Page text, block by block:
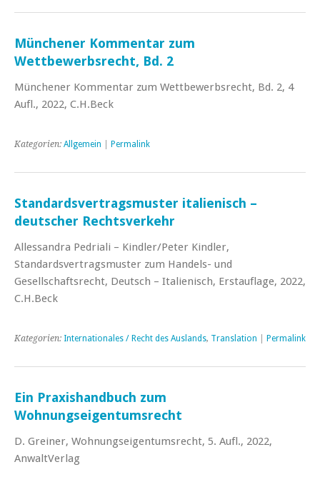
Münchener Kommentar zum
Wettbewerbsrecht, Bd. 2
Münchener Kommentar zum Wettbewerbsrecht, Bd. 2, 4
Aufl., 2022, C.H.Beck
Kategorien: Allgemein Permalink
Standardsvertragsmuster italienisch –
deutscher Rechtsverkehr
Allessandra Pedriali – Kindler/Peter Kindler,
Standardsvertragsmuster zum Handels- und
Gesellschaftsrecht, Deutsch – Italienisch, Erstauflage, 2022,
C.H.Beck
Kategorien: Internationales / Recht des Auslands, Translation Permalink
Ein Praxishandbuch zum
Wohnungseigentumsrecht
D. Greiner, Wohnungseigentumsrecht, 5. Aufl., 2022,
AnwaltVerlag